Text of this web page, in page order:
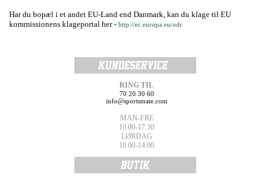
Har du bopæl i et andet EU-Land end Danmark, kan du klage til EU
kommissionens klageportal her - http://ec.europa.eu/odr
RING TIL
70 20 30 60
info@sportsmate.com
MAN-FRE
10.00-17.30
LØRDAG
10.00-14.00